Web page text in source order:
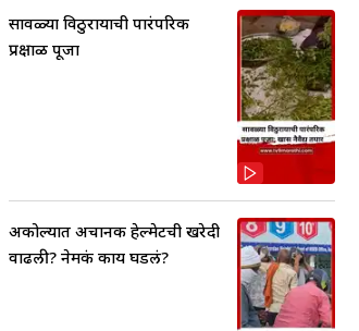
सावळ्या विठुरायाची पारंपरिक
प्रक्षाळ पूजा
अकोल्यात अचानक हेल्मेटची खरेदी
वाढली? नेमकं काय घडलं?